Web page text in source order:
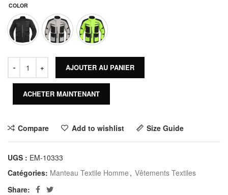
COLOR
AJOUTER AU PANIER
ACHETER MAINTENANT
Compare Add to wishlist Size Guide
UGS : EM-10333
Catégories: Manteau Textile Homme , Vêtements Textiles
Share: